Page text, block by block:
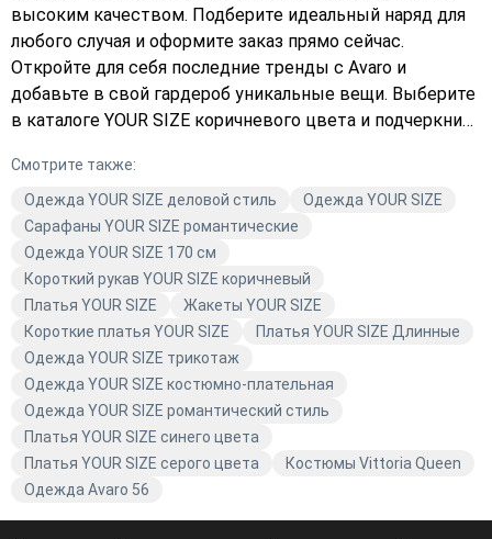
высоким качеством. Подберите идеальный наряд для
любого случая и оформите заказ прямо сейчас.
Откройте для себя последние тренды с Avaro и
добавьте в свой гардероб уникальные вещи. Выберите
в каталоге YOUR SIZE коричневого цвета и подчеркните
купить модную одежду по выгодной цене. Закажите с
доставкой уже сегодня и наслаждайтесь комфортом и
качеством от Avaro.
Смотрите также:
Одежда YOUR SIZE деловой стиль
Одежда YOUR SIZE
Сарафаны YOUR SIZE романтические
Одежда YOUR SIZE 170 см
Короткий рукав YOUR SIZE коричневый
Платья YOUR SIZE
Жакеты YOUR SIZE
Короткие платья YOUR SIZE
Платья YOUR SIZE Длинные
Одежда YOUR SIZE трикотаж
Одежда YOUR SIZE костюмно-плательная
Одежда YOUR SIZE романтический стиль
Платья YOUR SIZE синего цвета
Платья YOUR SIZE серого цвета
Костюмы Vittoria Queen
Одежда Avaro 56